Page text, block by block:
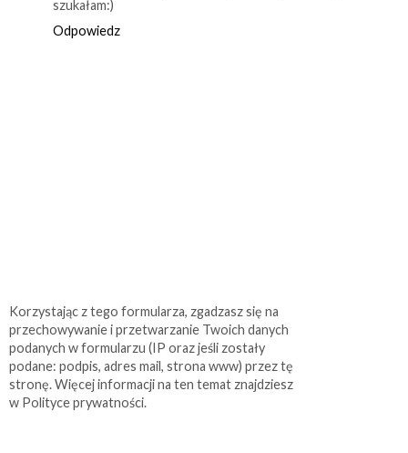
szukałam:)
Odpowiedz
Korzystając z tego formularza, zgadzasz się na
przechowywanie i przetwarzanie Twoich danych
podanych w formularzu (IP oraz jeśli zostały
podane: podpis, adres mail, strona www) przez tę
stronę. Więcej informacji na ten temat znajdziesz
w Polityce prywatności.